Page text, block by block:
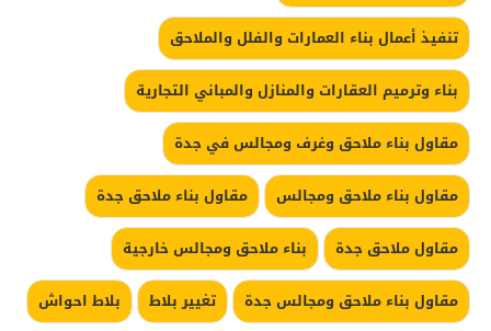
تنفيذ أعمال بناء العمارات والفلل والملاحق
بناء وترميم العقارات والمنازل والمباني التجارية
مقاول بناء ملاحق وغرف ومجالس في جدة
مقاول بناء ملاحق ومجالس
مقاول بناء ملاحق جدة
مقاول ملاحق جدة
بناء ملاحق ومجالس خارجية
مقاول بناء ملاحق ومجالس جدة
تغيير بلاط
بلاط احواش